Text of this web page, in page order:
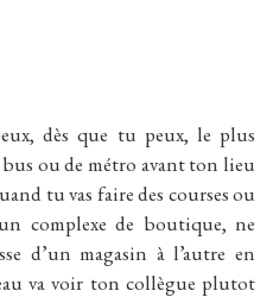
dès que tu peux, le plus
ou de métro avant ton lieu
tu vas faire des courses ou
complexe de boutique, ne
d’un magasin à l’autre en
va voir ton collègue plutot